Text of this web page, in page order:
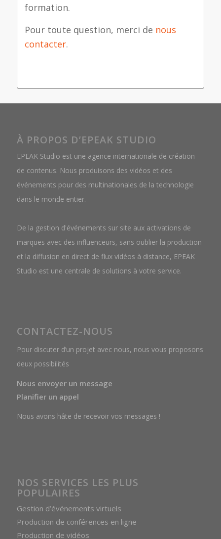
formation.
Pour toute question, merci de nous
contacter.
À PROPOS D’EPEAK STUDIO
EPEAK Studio est une agence internationale de création
de contenus. Nous produisons des vidéos et des
événements pour des multinationales de la technologie
dans le monde entier.
De la gestion d'événements sur site aux activations de
marques avec des influenceurs, sans oublier la production
et la diffusion en direct de flux vidéos à distance, EPEAK
Studio est une centrale de solutions à votre service.
CONTACTEZ-NOUS
Pour discuter d’un projet avec nous, nous vous proposons
deux possibilités
Nous envoyer un message
Planifier un appel
Nous avons hâte de recevoir vos messages !
NOS SERVICES LES PLUS
POPULAIRES
Gestion d’événements virtuels
Production de conférences en ligne
Production de vidéos